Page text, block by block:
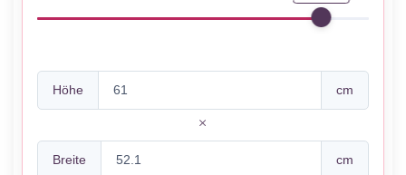
Höhe cm
Breite cm